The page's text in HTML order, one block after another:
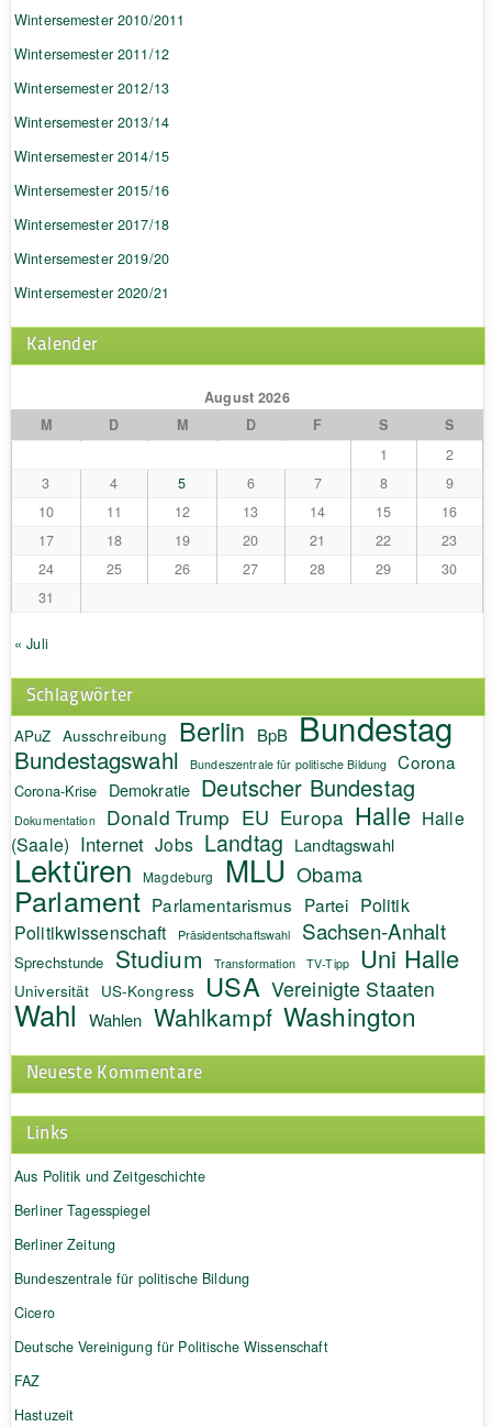
Wintersemester 2010/2011
Wintersemester 2011/12
Wintersemester 2012/13
Wintersemester 2013/14
Wintersemester 2014/15
Wintersemester 2015/16
Wintersemester 2017/18
Wintersemester 2019/20
Wintersemester 2020/21
Kalender
August 2026
M
D M D F S
S
1
2
3
4 5 6 7 8
9
10
11 12 13 14 15
16
17
18 19 20 21 22
23
24
25 26 27 28 29
30
31
« Juli
Schlagwörter
APuZ Ausschreibung Berlin BpB Bundestag
Bundestagswahl Bundeszentrale für politische Bildung Corona
Corona-Krise Demokratie Deutscher Bundestag
Dokumentation Donald Trump EU Europa Halle Halle
(Saale) Internet Jobs Landtag Landtagswahl
Lektüren Magdeburg MLU Obama
Parlament Parlamentarismus Partei Politik
Politikwissenschaft Präsidentschaftswahl Sachsen-Anhalt
Sprechstunde Studium Transformation TV-Tipp Uni Halle
Universität US-Kongress USA Vereinigte Staaten
Wahl Wahlen Wahlkampf Washington
Neueste Kommentare
Links
Aus Politik und Zeitgeschichte
Berliner Tagesspiegel
Berliner Zeitung
Bundeszentrale für politische Bildung
Cicero
Deutsche Vereinigung für Politische Wissenschaft
FAZ
Hastuzeit